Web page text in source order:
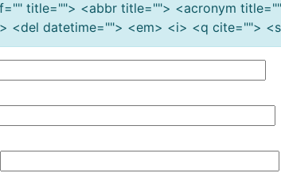
title=""> <abbr title=""> <acronym
<del datetime=""> <em> <i> <q cite="">